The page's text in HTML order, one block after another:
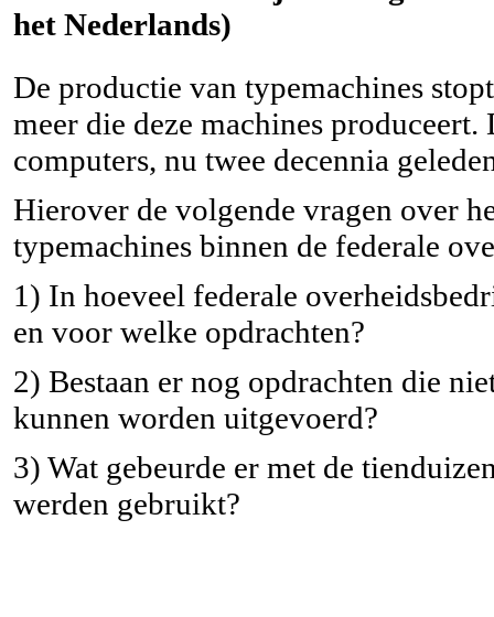
het Nederlands)
De productie van typemachines
meer die deze machines
computers, nu twee decennia
Hierover de volgende vragen over
typemachines binnen de federale
1) In hoeveel federale
en voor welke opdrachten?
2) Bestaan er nog opdrachten die
kunnen worden uitgevoerd?
3) Wat gebeurde er met de
werden gebruikt?